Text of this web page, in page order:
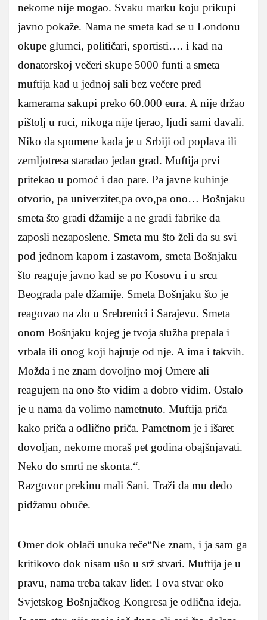
nekome nije mogao. Svaku marku koju prikupi
javno pokaže. Nama ne smeta kad se u Londonu
okupe glumci, političari, sportisti…. i kad na
donatorskoj večeri skupe 5000 funti a smeta
muftija kad u jednoj sali bez večere pred
kamerama sakupi preko 60.000 eura. A nije držao
pištolj u ruci, nikoga nije tjerao, ljudi sami davali.
Niko da spomene kada je u Srbiji od poplava ili
zemljotresa staradao jedan grad. Muftija prvi
pritekao u pomoć i dao pare. Pa javne kuhinje
otvorio, pa univerzitet,pa ovo,pa ono… Bošnjaku
smeta što gradi džamije a ne gradi fabrike da
zaposli nezaposlene. Smeta mu što želi da su svi
pod jednom kapom i zastavom, smeta Bošnjaku
što reaguje javno kad se po Kosovu i u srcu
Beograda pale džamije. Smeta Bošnjaku što je
reagovao na zlo u Srebrenici i Sarajevu. Smeta
onom Bošnjaku kojeg je tvoja služba prepala i
vrbala ili onog koji hajruje od nje. A ima i takvih.
Možda i ne znam dovoljno moj Omere ali
reagujem na ono što vidim a dobro vidim. Ostalo
je u nama da volimo nametnuto. Muftija priča
kako priča a odlično priča. Pametnom je i išaret
dovoljan, nekome moraš pet godina obajšnjavati.
Neko do smrti ne skonta.“.
Razgovor prekinu mali Sani. Traži da mu dedo
pidžamu obuče.
Omer dok oblači unuka reče“Ne znam, i ja sam ga
kritikovo dok nisam ušo u srž stvari. Muftija je u
pravu, nama treba takav lider. I ova stvar oko
Svjetskog Bošnjačkog Kongresa je odlična ideja.